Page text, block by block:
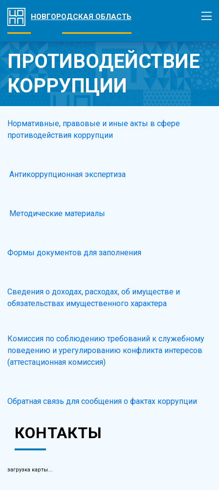
НОВГОРОДСКАЯ ОБЛАСТЬ
ПРОТИВОДЕЙСТВИЕ
КОРРУПЦИИ
Нормативные, правовые и иные акты в сфере
противодействия коррупции
Антикоррупционная экспертиза
Методические материалы
Формы документов для заполнения
Сведения о доходах, расходах, об имуществе и
обязательствах имущественного характера
Комиссия по соблюдению требований к служебному
поведению и урегулированию конфликта интересов
(аттестационная комиссия)
Обратная связь для сообщения о фактах коррупции
КОНТАКТЫ
загрузка карты...